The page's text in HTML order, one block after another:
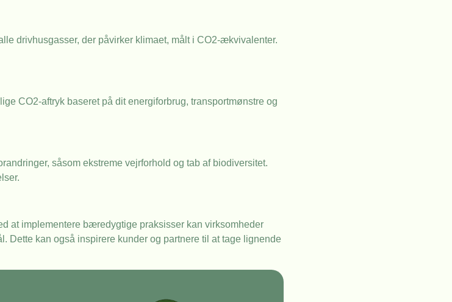
drivhusgasser, der påvirker klimaet, målt i CO2-ækvivalenter.
CO2-aftryk baseret på dit energiforbrug, transportmønstre og
såsom ekstreme vejrforhold og tab af biodiversitet.
at implementere bæredygtige praksisser kan virksomheder
Dette kan også inspirere kunder og partnere til at tage lignende